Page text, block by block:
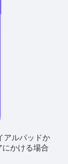
アルパッドか
かける場合